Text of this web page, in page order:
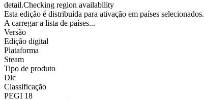
detail.Checking region availability
Esta edição é distribuída para ativação em países selecionados.
A carregar a lista de países...
Versão
Edição digital
Plataforma
Steam
Tipo de produto
Dlc
Classificação
PEGI 18